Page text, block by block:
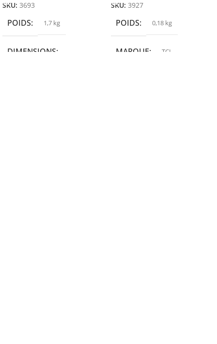
SKU: 3693
POIDS 1,7 kg
DIMENSIONS
SKU: 3927
POIDS 0,18 kg
MARQUE TCL